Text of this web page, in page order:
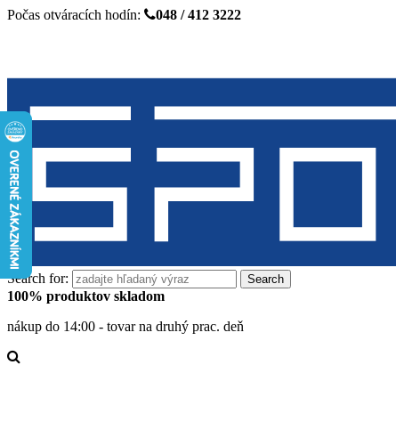
Počas otváracích hodín: 048 / 412 3222
Search for:
100% produktov skladom
nákup do 14:00 - tovar na druhý prac. deň